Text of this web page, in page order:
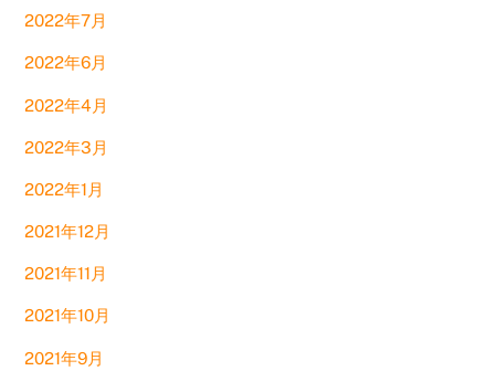
2022年7月
2022年6月
2022年4月
2022年3月
2022年1月
2021年12月
2021年11月
2021年10月
2021年9月